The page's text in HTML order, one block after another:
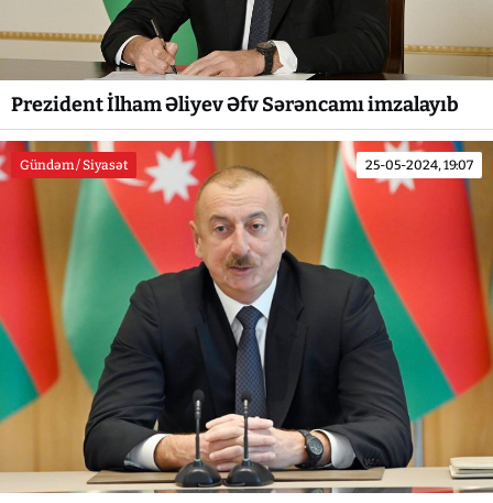
Prezident İlham Əliyev Əfv Sərəncamı imzalayıb
Gündəm / Siyasət 25-05-2024, 19:07